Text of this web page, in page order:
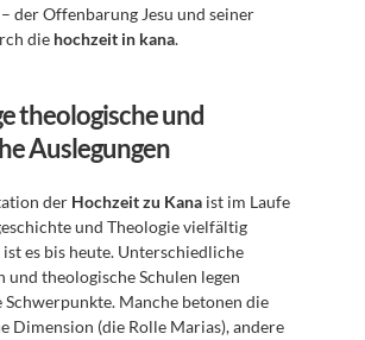
– der Offenbarung Jesu und seiner
die hochzeit in kana.
theologische und
Auslegungen
der Hochzeit zu Kana ist im Laufe
und Theologie vielfältig
ist es bis heute. Unterschiedliche
und theologische Schulen legen
Schwerpunkte. Manche betonen die
Dimension (die Rolle Marias), andere